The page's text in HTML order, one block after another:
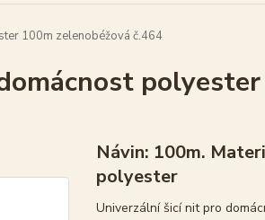
100m zelenobéžová č.464
Návin: 100m.
polyester
Univerzální šicí nit pro